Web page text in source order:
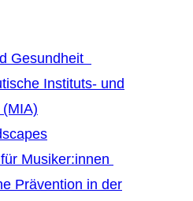
Gesundheit
Instituts- und
Musiker:innen
Prävention in der